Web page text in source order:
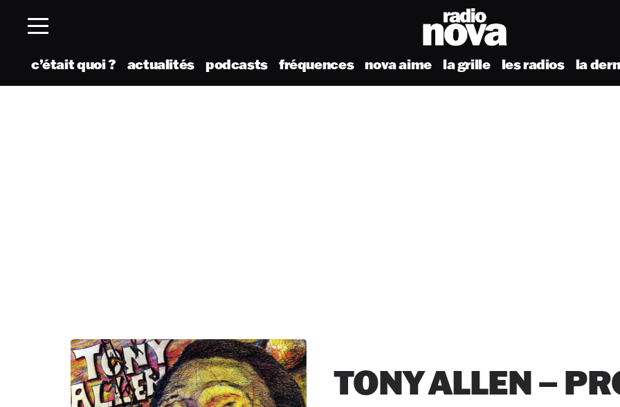
c’était quoi ? actualités podcasts fréquences nova aime la grille les radios la
TONY ALLEN –